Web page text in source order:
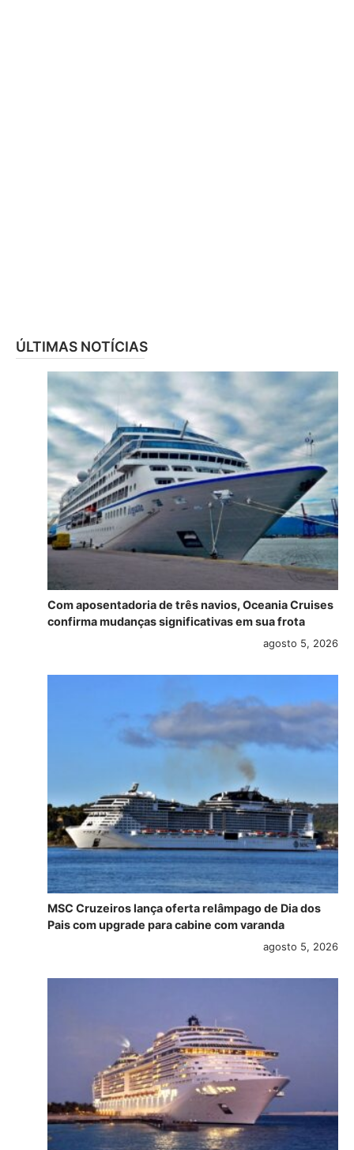
ÚLTIMAS NOTÍCIAS
Com aposentadoria de três navios, Oceania Cruises
confirma mudanças significativas em sua frota
agosto 5, 2026
MSC Cruzeiros lança oferta relâmpago de Dia dos
Pais com upgrade para cabine com varanda
agosto 5, 2026